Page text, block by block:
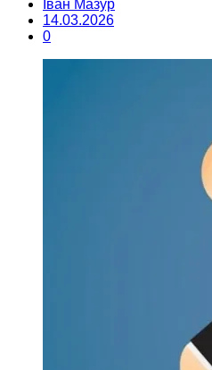
Іван Мазур
14.03.2026
0